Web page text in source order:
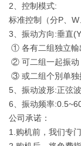
2、控制模式:
标准控制（分P、
3、振动方向:垂直
① 各有二组独立
② 可二组一起振
③ 或二组个別单
5、振动波形:正弦
6、振动频率
公司承诺：
1.购机前，我们专